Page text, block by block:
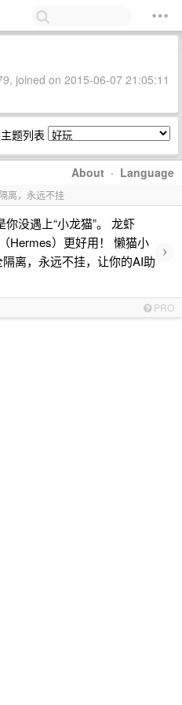
joined on 2015-06-07 21:05:11
题列表
About · Language
离，永远不挂
没遇上“小龙猫”。 龙虾
Hermes）更好用！ 懒猫小
离，永远不挂，让你的AI助
›
PRO